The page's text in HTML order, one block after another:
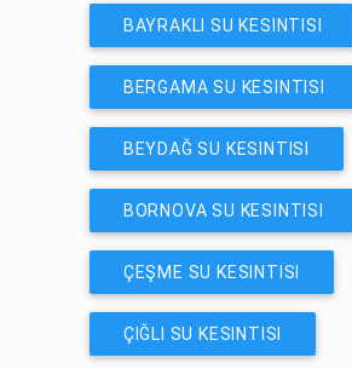
BAYRAKLI SU KESINTISI
BERGAMA SU KESINTISI
BEYDAĞ SU KESINTISI
BORNOVA SU KESINTISI
ÇEŞME SU KESINTISI
ÇIĞLI SU KESINTISI